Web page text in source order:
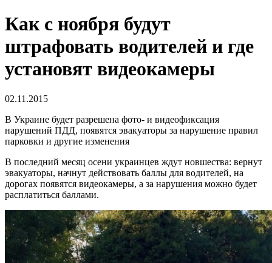
Как с ноября будут
штрафовать водителей и где
установят видеокамеры
02.11.2015
В Украине будет разрешена фото- и видеофиксация
нарушений ПДД, появятся эвакуаторы за нарушение правил
парковки и другие изменения
В последний месяц осени украинцев ждут новшества: вернут
эвакуаторы, начнут действовать баллы для водителей, на
дорогах появятся видеокамеры, а за нарушения можно будет
расплатиться баллами.